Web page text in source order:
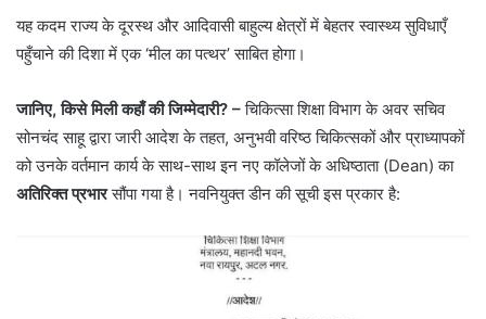
​यह कदम राज्य के दूरस्थ और आदिवासी बाहुल्य क्षेत्रों में बेहतर स्वास्थ्य सुविधाएँ
पहुँचाने की दिशा में एक ‘मील का पत्थर’ साबित होगा।
जानिए, किसे मिली कहाँ की जिम्मेदारी? –चिकित्सा शिक्षा विभाग के अवर सचिव
सोनचंद साहू द्वारा जारी आदेश के तहत, अनुभवी वरिष्ठ चिकित्सकों और प्राध्यापकों
को उनके वर्तमान कार्य के साथ-साथ इन नए कॉलेजों के अधिष्ठाता (Dean) का
अतिरिक्त प्रभारसौंपा गया है। नवनियुक्त डीन की सूची इस प्रकार है: